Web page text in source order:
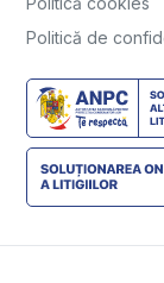
Politică de